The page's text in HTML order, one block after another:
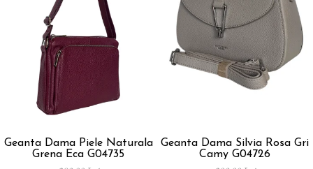
Geanta Dama Piele Naturala
Grena Eca G04735
Geanta Dama Silvia Rosa Gri
Camy G04726